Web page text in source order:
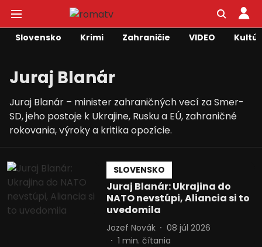
Slovensko Krimi Zahraničie VIDEO
Juraj Blanár
Juraj Blanár – minister zahraničných vecí za Smer-
SD, jeho postoje k Ukrajine, Rusku a EÚ, zahraničné
rokovania, výroky a kritika opozície.
SLOVENSKO
Juraj Blanár: Ukrajina do
NATO nevstúpi, Aliancia si to
uvedomila
Jozef Novák
08 júl 2026
1 min. čítania